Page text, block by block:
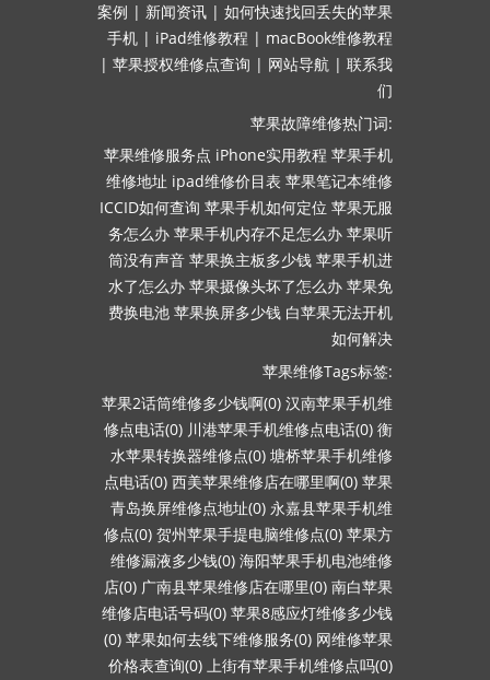
案例 | 新闻资讯 | 如何快速找回丢失的苹果
手机 | iPad维修教程 | macBook维修教程
| 苹果授权维修点查询 | 网站导航 | 联系我
们
苹果故障维修热门词:
苹果维修服务点 iPhone实用教程 苹果手机
维修地址 ipad维修价目表 苹果笔记本维修
ICCID如何查询 苹果手机如何定位 苹果无服
务怎么办 苹果手机内存不足怎么办 苹果听
筒没有声音 苹果换主板多少钱 苹果手机进
水了怎么办 苹果摄像头坏了怎么办 苹果免
费换电池 苹果换屏多少钱 白苹果无法开机
如何解决
苹果维修Tags标签:
苹果2话筒维修多少钱啊(0) 汉南苹果手机维
修点电话(0) 川港苹果手机维修点电话(0) 衡
水苹果转换器维修点(0) 塘桥苹果手机维修
点电话(0) 西美苹果维修店在哪里啊(0) 苹果
青岛换屏维修点地址(0) 永嘉县苹果手机维
修点(0) 贺州苹果手提电脑维修点(0) 苹果方
维修漏液多少钱(0) 海阳苹果手机电池维修
店(0) 广南县苹果维修店在哪里(0) 南白苹果
维修店电话号码(0) 苹果8感应灯维修多少钱
(0) 苹果如何去线下维修服务(0) 网维修苹果
价格表查询(0) 上街有苹果手机维修点吗(0)